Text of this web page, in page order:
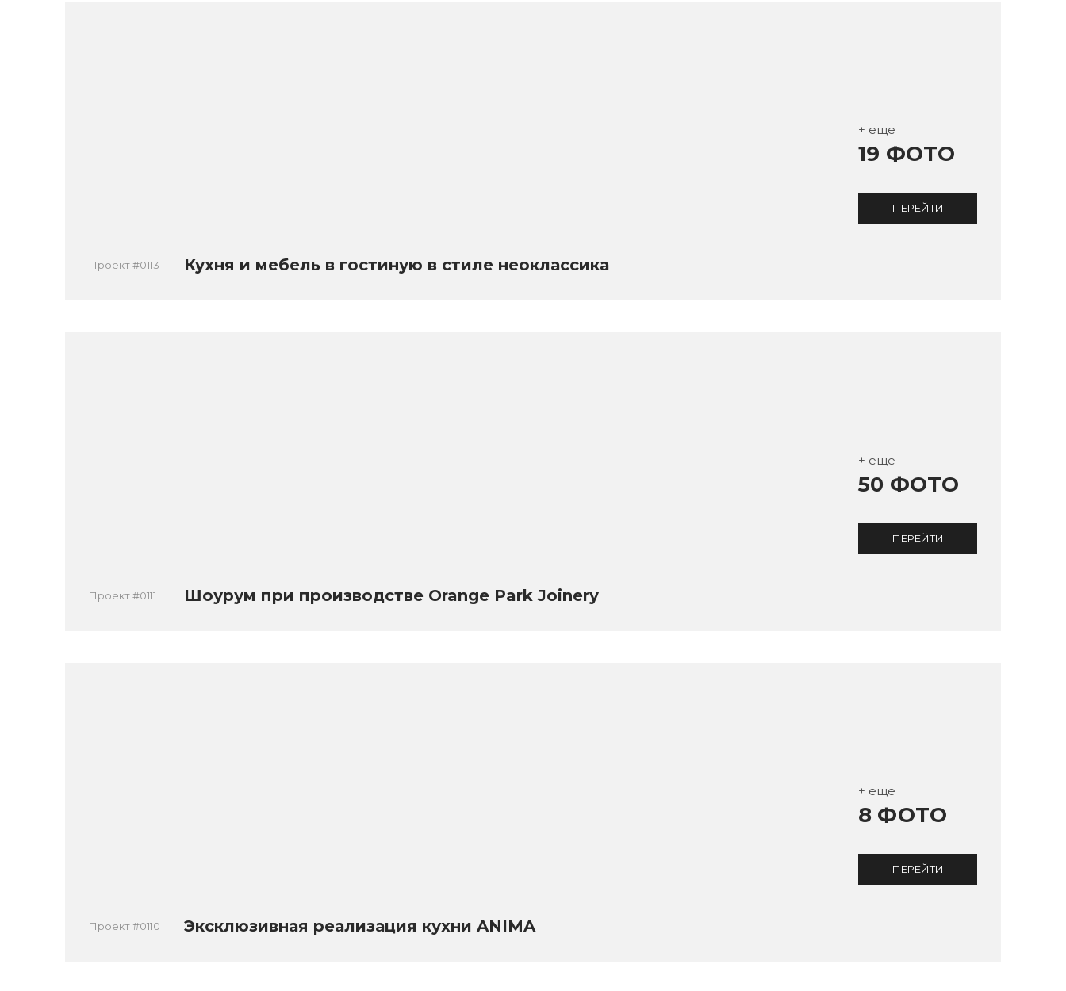
+ еще
19 ФОТО
ПЕРЕЙТИ
Проект #0113 Кухня и мебель в гостиную в стиле неоклассика
+ еще
50 ФОТО
ПЕРЕЙТИ
Проект #0111 Шоурум при производстве Orange Park Joinery
+ еще
8 ФОТО
ПЕРЕЙТИ
Проект #0110 Эксклюзивная реализация кухни ANIMA